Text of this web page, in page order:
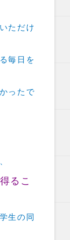
ただけ
毎日を
ったで
るこ
生の同